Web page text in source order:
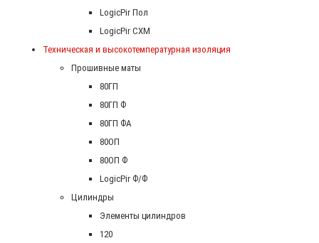
LogicPir Пол
LogicPir СХМ
Техническая и высокотемпературная изоляция
Прошивные маты
80ГП
80ГП Ф
80ГП ФА
80ОП
80ОП Ф
LogicPir Ф/Ф
Цилиндры
Элементы цилиндров
120